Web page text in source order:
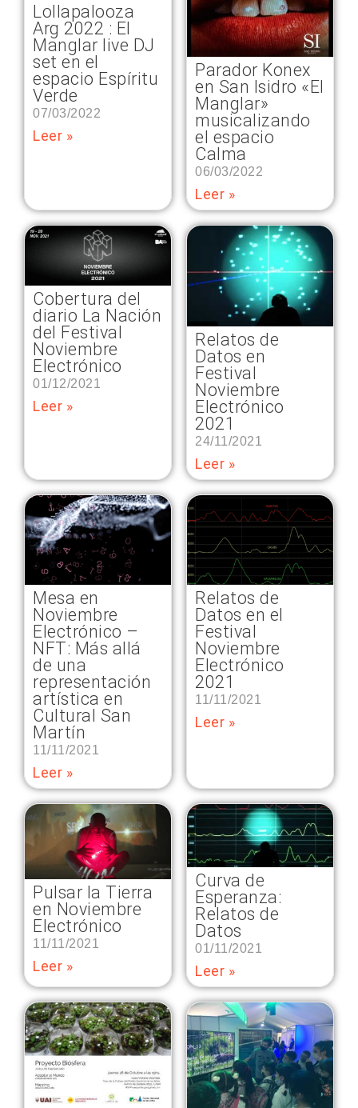
Lollapalooza
Arg 2022 : El
Manglar live DJ
set en el
espacio Espíritu
Verde
07/03/2022
Leer »
Parador Konex
en San Isidro «El
Manglar»
musicalizando
el espacio
Calma
06/03/2022
Leer »
Cobertura del
diario La Nación
del Festival
Noviembre
Electrónico
01/12/2021
Leer »
Relatos de
Datos en
Festival
Noviembre
Electrónico
2021
24/11/2021
Leer »
Mesa en
Noviembre
Electrónico –
NFT: Más allá
de una
representación
artística en
Cultural San
Martín
11/11/2021
Leer »
Relatos de
Datos en el
Festival
Noviembre
Electrónico
2021
11/11/2021
Leer »
Pulsar la Tierra
en Noviembre
Electrónico
11/11/2021
Leer »
Curva de
Esperanza:
Relatos de
Datos
01/11/2021
Leer »